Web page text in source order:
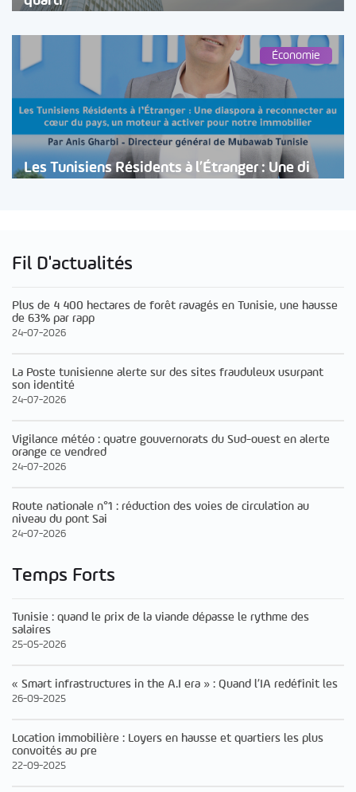
Économie
Les Tunisiens Résidents à l’Étranger : Une di
Fil D'actualités
Plus de 4 400 hectares de forêt ravagés en Tunisie, une hausse
de 63% par rapp
24-07-2026
La Poste tunisienne alerte sur des sites frauduleux usurpant
son identité
24-07-2026
Vigilance météo : quatre gouvernorats du Sud-ouest en alerte
orange ce vendred
24-07-2026
Route nationale n°1 : réduction des voies de circulation au
niveau du pont Sai
24-07-2026
Temps Forts
Tunisie : quand le prix de la viande dépasse le rythme des
salaires
25-05-2026
« Smart infrastructures in the A.I era » : Quand l’IA redéfinit les
26-09-2025
Location immobilière : Loyers en hausse et quartiers les plus
convoités au pre
22-09-2025